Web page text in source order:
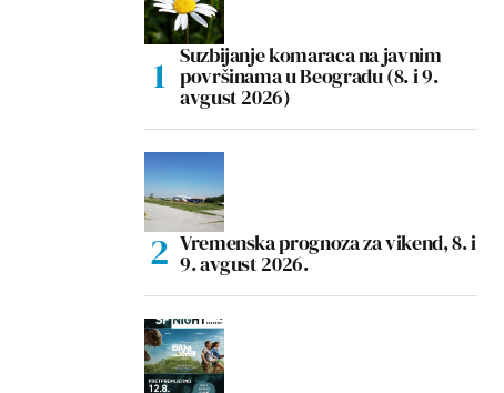
Suzbijanje komaraca na javnim
površinama u Beogradu (8. i 9.
avgust 2026)
Vremenska prognoza za vikend, 8. i
9. avgust 2026.